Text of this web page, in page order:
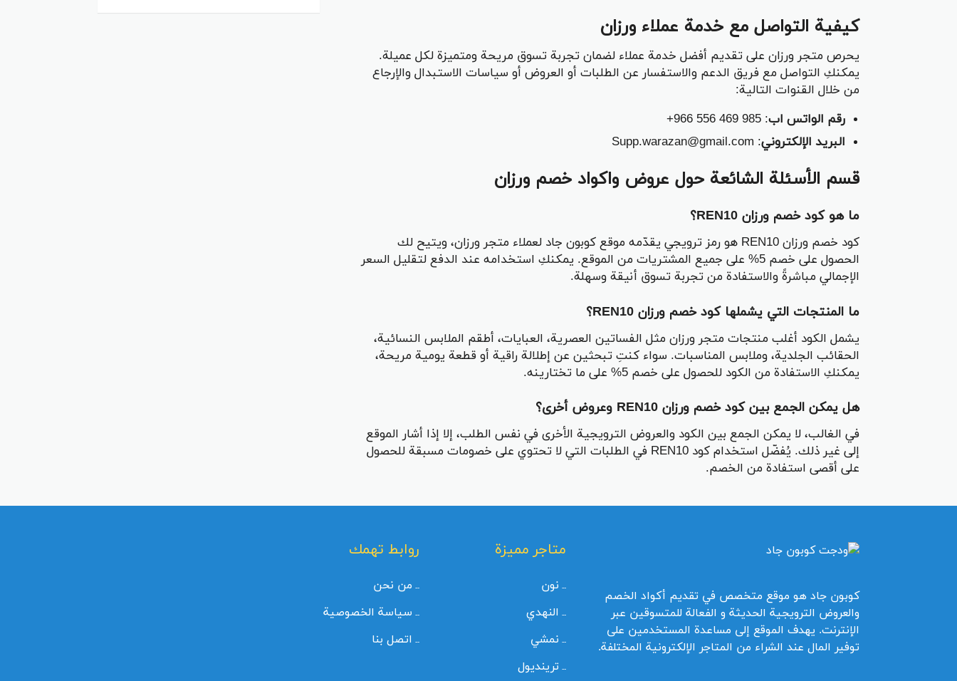
كيفية التواصل مع خدمة عملاء ورزان
يحرص متجر ورزان على تقديم أفضل خدمة عملاء لضمان تجربة تسوق مريحة ومتميزة لكل عميلة.
يمكنكِ التواصل مع فريق الدعم والاستفسار عن الطلبات أو العروض أو سياسات الاستبدال والإرجاع
من خلال القنوات التالية:
رقم الواتس اب: ‎+966 556 469 985
البريد الإلكتروني: Supp.warazan@gmail.com
قسم الأسئلة الشائعة حول عروض واكواد خصم ورزان
ما هو كود خصم ورزان REN10؟
كود خصم ورزان REN10 هو رمز ترويجي يقدّمه موقع كوبون جاد لعملاء متجر ورزان، ويتيح لك
الحصول على خصم 5% على جميع المشتريات من الموقع. يمكنكِ استخدامه عند الدفع لتقليل السعر
الإجمالي مباشرةً والاستفادة من تجربة تسوق أنيقة وسهلة.
ما المنتجات التي يشملها كود خصم ورزان REN10؟
يشمل الكود أغلب منتجات متجر ورزان مثل الفساتين العصرية، العبايات، أطقم الملابس النسائية،
الحقائب الجلدية، وملابس المناسبات. سواء كنتِ تبحثين عن إطلالة راقية أو قطعة يومية مريحة،
يمكنكِ الاستفادة من الكود للحصول على خصم 5% على ما تختارينه.
هل يمكن الجمع بين كود خصم ورزان REN10 وعروض أخرى؟
في الغالب، لا يمكن الجمع بين الكود والعروض الترويجية الأخرى في نفس الطلب، إلا إذا أشار الموقع
إلى غير ذلك. يُفضّل استخدام كود REN10 في الطلبات التي لا تحتوي على خصومات مسبقة للحصول
على أقصى استفادة من الخصم.
كوبون جاد هو موقع متخصص في تقديم أكواد الخصم
والعروض الترويجية الحديثة و الفعالة للمتسوقين عبر
الإنترنت. يهدف الموقع إلى مساعدة المستخدمين على
توفير المال عند الشراء من المتاجر الإلكترونية المختلفة.
متاجر مميزة
نون
النهدي
نمشي
ترينديول
روابط تهمك
من نحن
سياسة الخصوصية
اتصل بنا